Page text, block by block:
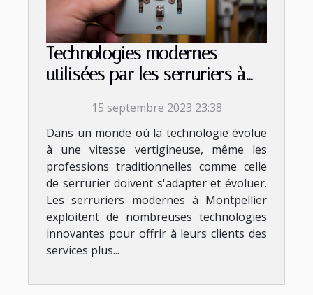
Technologies modernes
utilisées par les serruriers à
15 septembre 2023 23:38
Dans un monde où la technologie évolue
à une vitesse vertigineuse, même les
professions traditionnelles comme celle
de serrurier doivent s'adapter et évoluer.
Les serruriers modernes à Montpellier
exploitent de nombreuses technologies
innovantes pour offrir à leurs clients des
services plus...